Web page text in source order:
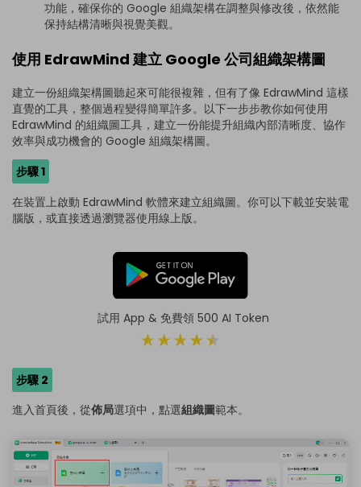
功能，確保你的 Google 組織架構在調整與修改後，依然能
保持結構清晰與視覺美觀。
使用 EdrawMind 建立 Google 公司組織架構圖
建立一份組織架構圖聽起來可能很複雜，但有了像 EdrawMind 這樣
直覺的工具，整個過程變得簡單許多。以下一步步教你如何使用
EdrawMind 的組織圖工具，建立一份能提升組織內部清晰度、協作
效率與成功機會的 Google 組織架構圖。
步驟 1
在裝置上啟動 EdrawMind 軟體來建立組織圖。你可以下載並安裝電
腦版，或直接透過瀏覽器使用線上版。
試用 App & 免費領 500 AI Token
步驟 2
進入首頁後，從佈局選項中，點選組織圖範本。